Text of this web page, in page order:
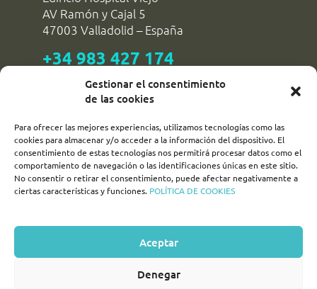
Gestionar el consentimiento
de las cookies
Para ofrecer las mejores experiencias, utilizamos tecnologías como las
cookies para almacenar y/o acceder a la información del dispositivo. El
consentimiento de estas tecnologías nos permitirá procesar datos como el
comportamiento de navegación o las identificaciones únicas en este sitio.
No consentir o retirar el consentimiento, puede afectar negativamente a
ciertas características y funciones. POLÍTICA DE COOKIES
Aceptar
Denegar
AV Ramón y Cajal 5
47003 Valladolid – España
+34 983 427 174
reservas@dipvalladolid.es
SÍGUENOS!
turismovalladolid